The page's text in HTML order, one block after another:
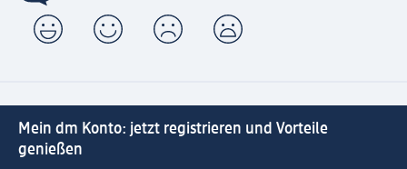
Mein dm Konto: jetzt registrieren und Vorteile
genießen